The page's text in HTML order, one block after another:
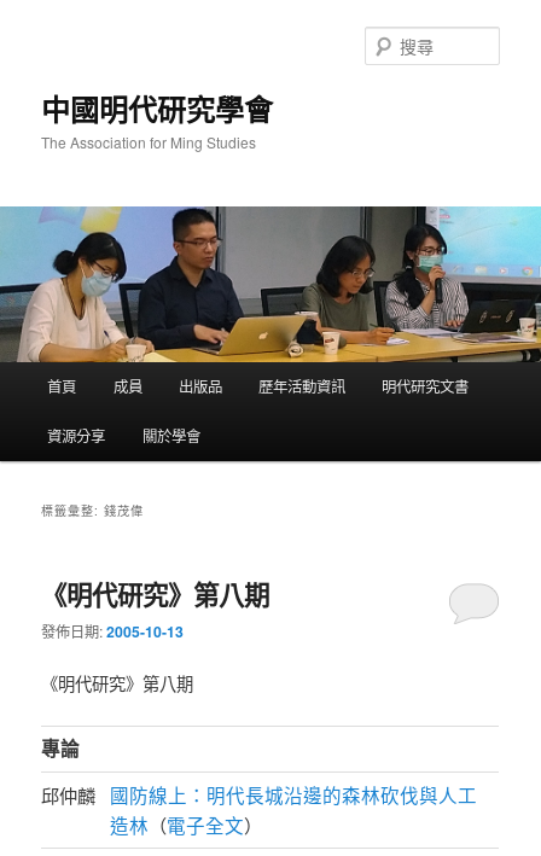
中國明代研究學會
The Association for Ming Studies
尋
首頁 成員 出版品 歷年活動資訊 明代研究文書
資源分享 關於學會
標籤彙整:錢茂偉
《明代研究》第八期
發佈日期:2005-10-13
《明代研究》第八期
專論
邱仲麟
國防線上：明代長城沿邊的森林砍伐與人工
造林 （電子全文）